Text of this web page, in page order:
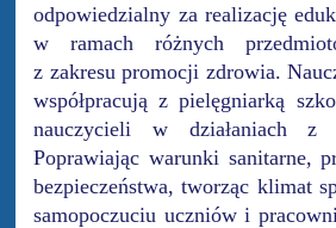
odpowiedzialny za realizację
w ramach różnych
z zakresu promocji zdrowia.
współpracują z pielęgniarką
nauczycieli w działaniach z
Poprawiając warunki sanitarne,
bezpieczeństwa, tworząc klimat
samopoczuciu uczniów i